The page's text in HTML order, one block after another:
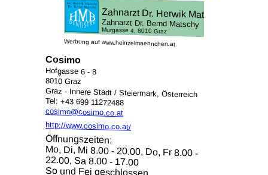
Werbung auf www.heinzelmaennchen.at
Cosimo
Hofgasse 6 - 8
8010 Graz
Graz - Innere Stadt / Steiermark, Österreich
Tel: +43 699 11272488
cosimo@cosimo.co.at
http://www.cosimo.co.at/
Öffnungszeiten:
Mo, Di, Mi 8.00 - 20.00, Do, Fr 8.00 -
22.00, Sa 8.00 - 17.00
So und Fei geschlossen